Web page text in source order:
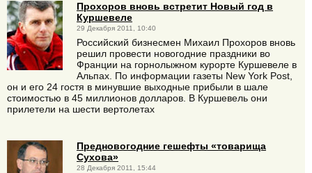
Прохоров вновь встретит Новый год в
Куршевеле
29 Декабря 2011, 10:40
Российский бизнесмен Михаил Прохоров вновь
решил провести новогодние праздники во
Франции на горнолыжном курорте Куршевеле в
Альпах. По информации газеты New York Post,
он и его 24 гостя в минувшие выходные прибыли в шале
стоимостью в 45 миллионов долларов. В Куршевель они
прилетели на шести вертолетах
Предновогодние гешефты «товарища
Сухова»
28 Декабря 2011, 15:44